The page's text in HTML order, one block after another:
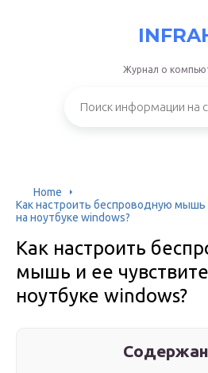
Журнал о
Home
Как настроить беспроводную мышь
на ноутбуке windows?
Как настроить
мышь и ее
ноутбуке windows?